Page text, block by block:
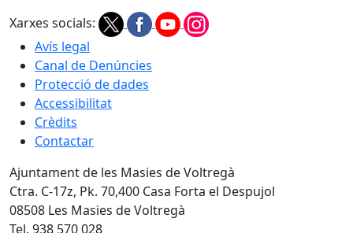
Xarxes socials:
Avís legal
Canal de Denúncies
Protecció de dades
Accessibilitat
Crèdits
Contactar
Ajuntament de les Masies de Voltregà
Ctra. C-17z, Pk. 70,400 Casa Forta el Despujol
08508 Les Masies de Voltregà
Tel. 938 570 028